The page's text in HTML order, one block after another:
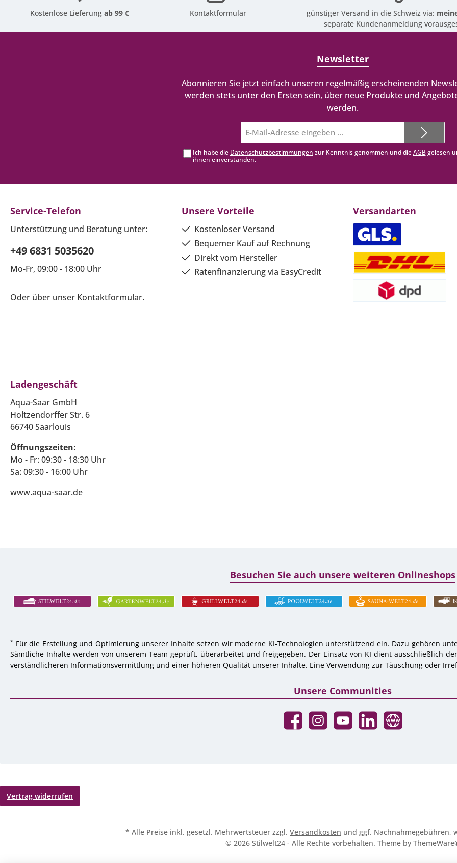
Kostenlose Lieferungab 99 € Kontaktformular günstiger Versand in die Schweiz via:
separate Kundenanmeldung
Newsletter
Abonnieren Sie jetzt einfach unseren regelmäßig erscheinenden
werden stets unter den Ersten sein, über neue Produkte und
werden.
Mail-
Adresse*
Ich habe die Datenschutzbestimmungen zur Kenntnis genommen und dieAGBgelesen
ihnen einverstanden.
Service-Telefon
Unterstützung und Beratung unter:
+49 6831 5035620
Mo-Fr, 09:00 - 18:00 Uhr
Oder über unser Kontaktformular.
Unsere Vorteile
Kostenloser Versand
Bequemer Kauf auf Rechnung
Direkt vom Hersteller
Ratenfinanzierung via EasyCredit
Versandarten
Ladengeschäft
Aqua-Saar GmbH
Holtzendorffer Str. 6
66740 Saarlouis
Öffnungszeiten:
Mo - Fr: 09:30 - 18:30 Uhr
Sa: 09:30 - 16:00 Uhr
www.aqua-saar.de
Besuchen Sie auch unsere weiteren Onlineshops
* Für die Erstellung und Optimierung unserer Inhalte setzen wir moderne KI-Technologien unterstützend ein. Dazu gehören
Sämtliche Inhalte werden von unserem Team geprüft, überarbeitet und freigegeben. Der Einsatz von KI dient ausschließlich
verständlicheren Informationsvermittlung und einer höheren Qualität unserer Inhalte. Eine Verwendung zur Täuschung oder
Unsere Communities
FacebookInstagramYouTubeLinkedInWebsite
Vertrag widerrufen
* Alle Preise inkl. gesetzl. Mehrwertsteuer zzgl. Versandkosten und ggf. Nachnahmegebühren,
© 2026 Stilwelt24 - Alle Rechte vorbehalten. Theme by